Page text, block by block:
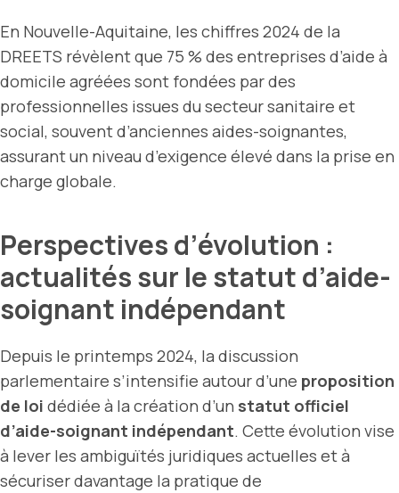
En Nouvelle-Aquitaine, les chiffres 2024 de la
DREETS révèlent que 75 % des entreprises d’aide à
domicile agréées sont fondées par des
professionnelles issues du secteur sanitaire et
social, souvent d’anciennes aides-soignantes,
assurant un niveau d’exigence élevé dans la prise en
charge globale.
Perspectives d’évolution :
actualités sur le statut d’aide-
soignant indépendant
Depuis le printemps 2024, la discussion
parlementaire s’intensifie autour d’une proposition
de loi dédiée à la création d’un statut officiel
d’aide-soignant indépendant. Cette évolution vise
à lever les ambiguïtés juridiques actuelles et à
sécuriser davantage la pratique de